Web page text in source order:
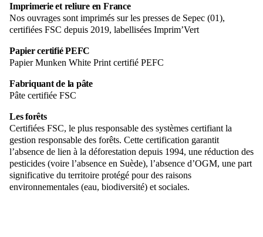
Imprimerie et reliure en France
Nos ouvrages sont imprimés sur les presses de Sepec (01),
certifiées FSC depuis 2019, labellisées Imprim’Vert
Papier certifié PEFC
Papier Munken White Print certifié PEFC
Fabriquant de la pâte
Pâte certifiée FSC
Les forêts
Certifiées FSC, le plus responsable des systèmes certifiant la
gestion responsable des forêts. Cette certification garantit
l’absence de lien à la déforestation depuis 1994, une réduction des
pesticides (voire l’absence en Suède), l’absence d’OGM, une part
significative du territoire protégé pour des raisons
environnementales (eau, biodiversité) et sociales.